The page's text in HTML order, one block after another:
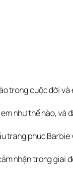
trong cuộc đời và
như thế nào, và
trang phục Barbie
nhận trong giai